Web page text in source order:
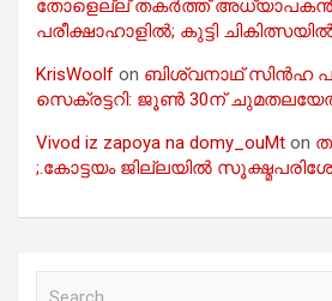
തോളെല്ല് തകർത്ത്
പരീക്ഷാഹാളിൽ; കുട്ടി
KrisWoolf on ബിശ്വനാഥ് സിൻഹ
സെക്രട്ടറി: ജൂൺ 30ന്
Vivod iz zapoya na domy_ouMt on
;.കോട്ടയം ജില്ലയിൽ